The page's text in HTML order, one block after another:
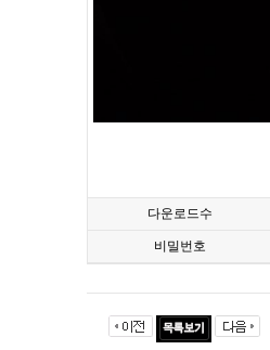
다운로드수
비밀번호